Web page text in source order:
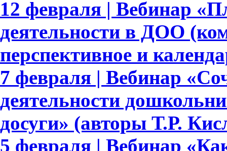
12 февраля | Вебинар
деятельности в ДОО
перспективное и
7 февраля | Вебинар
деятельности
досуги» (авторы Т.Р.
5 февраля | Вебинар